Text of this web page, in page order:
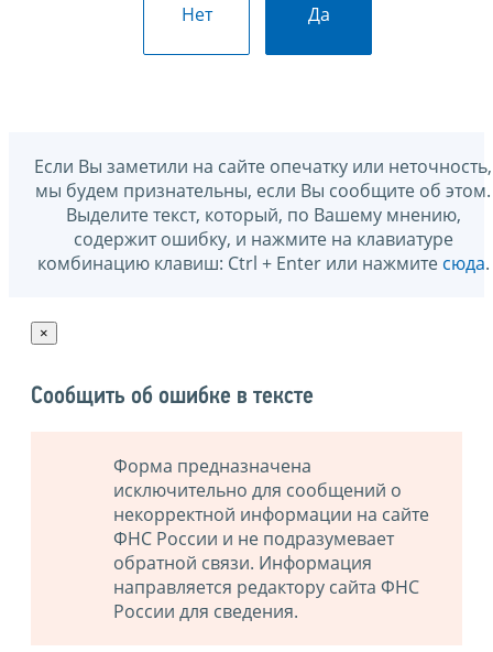
Нет Да
Если Вы заметили на сайте опечатку или неточность,
мы будем признательны, если Вы сообщите об этом.
Выделите текст, который, по Вашему мнению,
содержит ошибку, и нажмите на клавиатуре
комбинацию клавиш: Ctrl + Enter или нажмите сюда.
×
Сообщить об ошибке в тексте
Форма предназначена
исключительно для сообщений о
некорректной информации на сайте
ФНС России и не подразумевает
обратной связи. Информация
направляется редактору сайта ФНС
России для сведения.